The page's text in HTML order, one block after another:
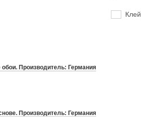
Клей
Производитель: Германия
Производитель: Германия